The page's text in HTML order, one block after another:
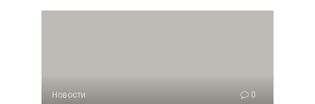
Новости 0